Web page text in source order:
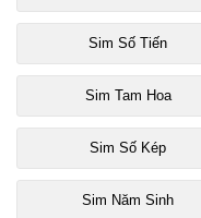
Sim Số Tiến
Sim Tam Hoa
Sim Số Kép
Sim Năm Sinh